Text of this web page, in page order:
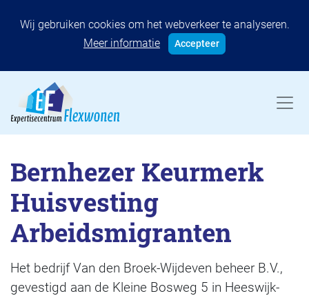
Wij gebruiken cookies om het webverkeer te analyseren.
Meer informatie
Accepteer
Bernhezer Keurmerk
Huisvesting
Arbeidsmigranten
Het bedrijf Van den Broek-Wijdeven beheer B.V.,
gevestigd aan de Kleine Bosweg 5 in Heeswijk-